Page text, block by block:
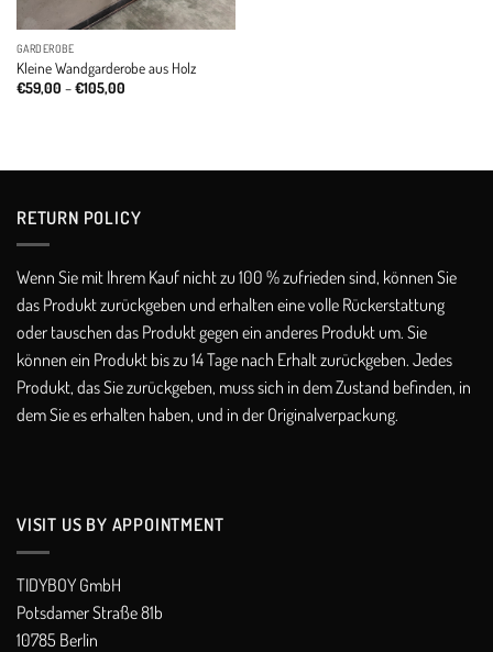
GARDEROBE
Kleine Wandgarderobe aus Holz
€59,00 –€105,00Price
RETURN POLICY​
Wenn Sie mit Ihrem Kauf nicht zu 100 % zufrieden sind, können Sie
das Produkt zurückgeben und erhalten eine volle Rückerstattung
oder tauschen das Produkt gegen ein anderes Produkt um. Sie
können ein Produkt bis zu 14 Tage nach Erhalt zurückgeben. Jedes
Produkt, das Sie zurückgeben, muss sich in dem Zustand befinden, in
dem Sie es erhalten haben, und in der Originalverpackung.
VISIT US BY APPOINTMENT
TIDYBOY GmbH
Potsdamer Straße 81b
10785 Berlin